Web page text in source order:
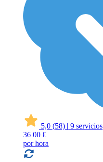
5,0 (58) | 9 servicios
36 00 €
por hora